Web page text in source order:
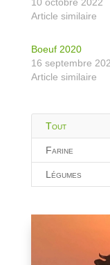
Article similaire
Boeuf 2020
16 septembre
Article similaire
Tout
Farine
Légumes